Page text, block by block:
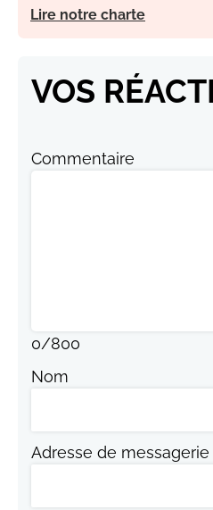
Lire notre charte
VOS
Commentaire
0/800
Nom
Adresse de messagerie